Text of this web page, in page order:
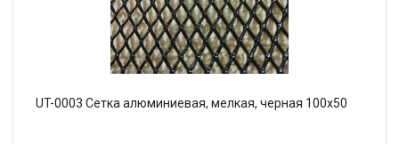
UT-0003 Сетка алюминиевая, мелкая, черная 100х50